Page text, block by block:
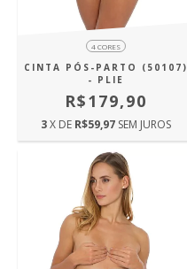
4 CORES
CINTA PÓS-PARTO (50107)
- PLIE
R$179,90
3X DE R$59,97 SEM JUROS